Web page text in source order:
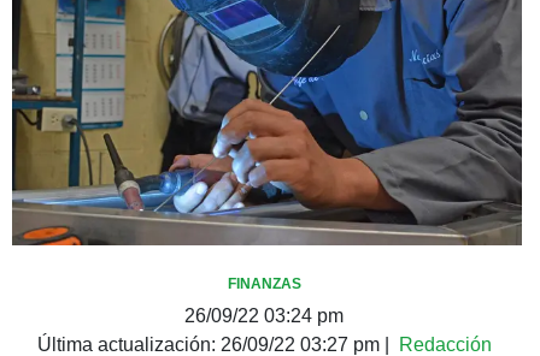
FINANZAS
26/09/22 03:24 pm
Última actualización: 26/09/22 03:27 pm| Redacción